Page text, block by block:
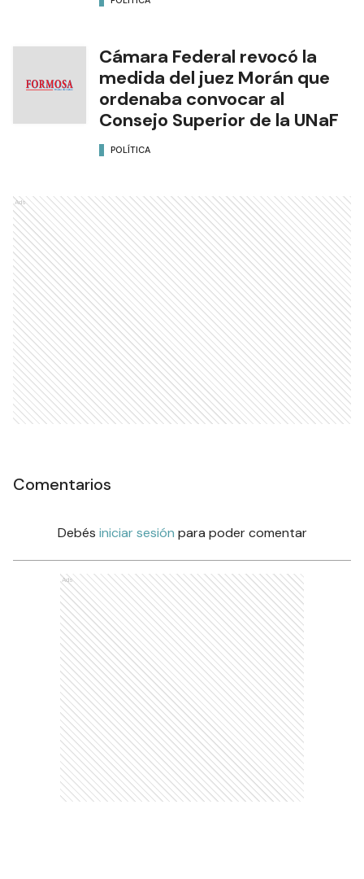
Cámara Federal revocó la
medida del juez Morán que
ordenaba convocar al
Consejo Superior de la UNaF
POLÍTICA
Ads
Comentarios
Debés iniciar sesión para poder comentar
Ads